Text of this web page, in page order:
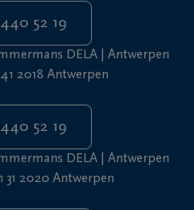
52 19
DELA | Antwerpen
2018 Antwerpen
52 19
DELA | Antwerpen
31 2020 Antwerpen